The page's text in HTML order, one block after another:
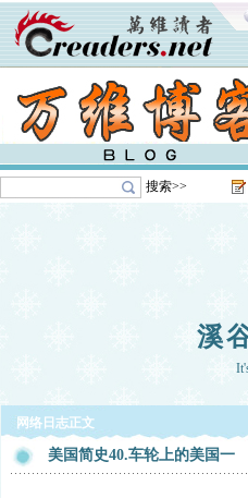
搜索>>
溪
网络日志正文
美国简史40.车轮上的美国一